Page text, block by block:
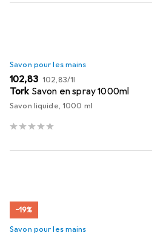
Savon pour les mains
EUR
102,83 EUR
102,83/1l
Tork Savon en spray 1000ml
Savon liquide, 1000 ml
−19%
Savon pour les mains